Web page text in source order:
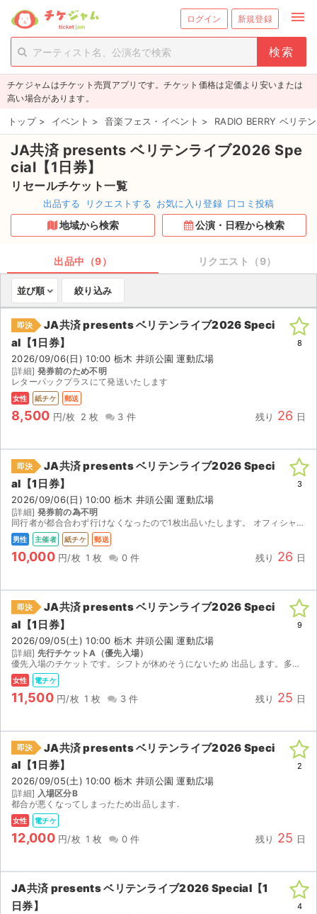
ログイン 新規登録 menu
person_add 新規会員登録
チケットを探す
新着チケット
値下げしたチケット
都道府県からチケットを探す
もうすぐ開催のチケット
取扱チケット
ライブ・コンサート（国内）
ライブ・コンサート（海外）
イベント
スポーツ
ご利用ガイド
ご利用ガイド
手数料・お支払い方法
AIに質問する
お知らせ
サイト情報
チケジャムはチケット売買アプリです。チケット価格は定価より安いまたは
高い場合があります。
トップ > イベント > 音楽フェス・イベント > RADIO BERRY ベリテ
JA共済 presents ベリテンライブ2026 Spe
cial【1日券】
リセールチケット一覧
出品する リクエストする お気に入り登録 口コミ投稿
地域から検索 公演・日程から検索
出品中（9） リクエスト（9）
並び順 絞り込み
即決
JA共済 presents ベリテンライブ2026 Speci
al【1日券】
2026/09/06(日) 10:00 栃木 井頭公園 運動広場
[詳細] 発券前のため不明
レターパックプラスにて発送いたします
女性 紙チケ 郵送
8,500 円/枚 2 枚 3 件 残り 26 日
8
即決
JA共済 presents ベリテンライブ2026 Speci
al【1日券】
2026/09/06(日) 10:00 栃木 井頭公園 運動広場
[詳細] 発券前の為不明
同行者が都合合わず行けなくなったので1枚出品いたします。 オフィシャル2次先行で取ったもので、優先入場が可能のチケットになります。
男性 主催者 紙チケ 郵送
10,000 円/枚 1 枚 0 件 残り 26 日
3
即決
JA共済 presents ベリテンライブ2026 Speci
al【1日券】
2026/09/05(土) 10:00 栃木 井頭公園 運動広場
[詳細] 先行チケットA（優先入場）
優先入場のチケットです。シフトが休めそうにないため 出品します。多少のお値下げ検討します
女性 電チケ
11,500 円/枚 1 枚 3 件 残り 25 日
9
即決
JA共済 presents ベリテンライブ2026 Speci
al【1日券】
2026/09/05(土) 10:00 栃木 井頭公園 運動広場
[詳細] 入場区分B
都合が悪くなってしまったため出品します.
女性 電チケ
12,000 円/枚 1 枚 0 件 残り 25 日
2
JA共済 presents ベリテンライブ2026 Special【1
日券】
4